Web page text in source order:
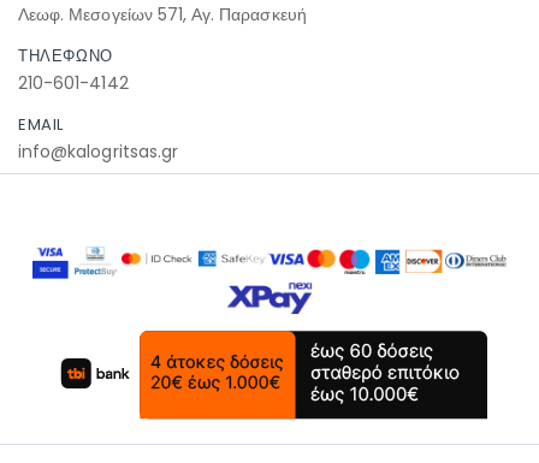
Λεωφ. Μεσογείων 571, Αγ. Παρασκευή
ΤΗΛΕΦΩΝΟ
210-601-4142
EMAIL
info@kalogritsas.gr